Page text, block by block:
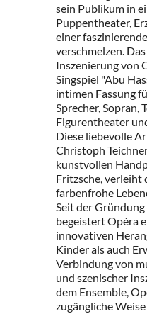
sein Publikum in
Puppentheater,
einer
verschmelzen.
Inszenierung von
Singspiel "Abu
intimen Fassung
Sprecher, Sopran,
Figurentheater
Diese liebevolle
Christoph
kunstvollen
Fritzsche, verleiht
farbenfrohe
Seit der
begeistert Opéra
innovativen
Kinder als auch
Verbindung von
und szenischer
dem Ensemble,
zugängliche